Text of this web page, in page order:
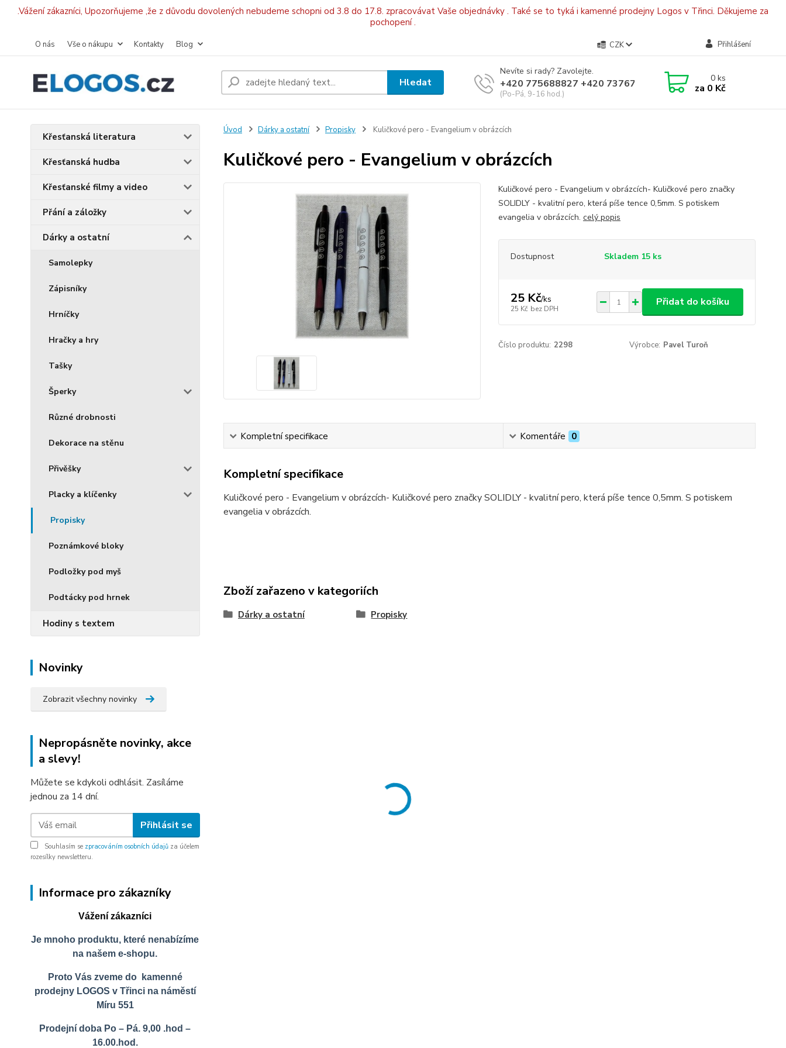
.Vážení zákazníci, Upozorňujeme ,že z důvodu dovolených nebudeme schopni od 3.8 do 17.8. zpracovávat Vaše objednávky . Také se to tyká i kamenné prodejny Logos v Třinci. Děkujeme za
pochopení .
O nás Vše o nákupu Kontakty Blog CZK Přihlášení
Hledat
Nevíte si rady? Zavolejte.
+420 775688827 +420 737670415
(Po-Pá, 9-16 hod.)
0ks
za 0 Kč
Křesťanská literatura
Křesťanská hudba
Křesťanské filmy a video
Přání a záložky
Dárky a ostatní
Samolepky
Zápisníky
Hrníčky
Hračky a hry
Tašky
Šperky
Různé drobnosti
Dekorace na stěnu
Přivěšky
Placky a klíčenky
Propisky
Poznámkové bloky
Podložky pod myš
Podtácky pod hrnek
Hodiny s textem
Novinky
Zobrazit všechny novinky
Nepropásněte novinky, akce
a slevy!
Můžete se kdykoli odhlásit. Zasíláme
jednou za 14 dní.
Přihlásit se
Souhlasím se zpracováním osobních údajů za účelem
rozesílky newsletteru.
Informace pro zákazníky
Vážení zákazníci
Je mnoho produktu, které nenabízíme
na našem e-shopu.
Proto Vás zveme do kamenné
prodejny LOGOS v Třinci na náměstí
Míru 551
Prodejní doba Po – Pá. 9,00 .hod –
16.00.hod.
Úvod Dárky a ostatní Propisky Kuličkové pero - Evangelium v obrázcích
Kuličkové pero - Evangelium v obrázcích
Kuličkové pero - Evangelium v obrázcích- Kuličkové pero značky
SOLIDLY - kvalitní pero, která píše tence 0,5mm. S potiskem
evangelia v obrázcích. celý popis
Dostupnost Skladem 15 ks
25 Kč/ks
25 Kč bez DPH
Přidat do košíku
Číslo produktu: 2298 Výrobce: Pavel Turoň
Kompletní specifikace Komentáře 0
Kompletní specifikace
Kuličkové pero - Evangelium v obrázcích- Kuličkové pero značky SOLIDLY - kvalitní pero, která píše tence 0,5mm. S potiskem
evangelia v obrázcích.
Zboží zařazeno v kategoriích
Dárky a ostatní Propisky